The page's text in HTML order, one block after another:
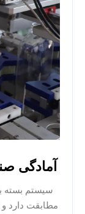
آمادگی صنعت 4.0 و
مطابقت دارد و